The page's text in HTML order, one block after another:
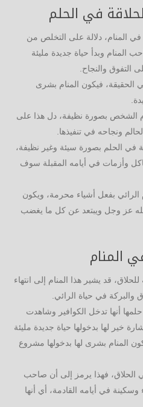
في الحلم
المنام، دلالة على التخلص من
المنام وبدأ حياة جديدة مليئة
التفوق والنجاح.
فيكون المنام بشرى
الشخص بصورة نظيفة، دل هذا على
ونجاحه في تنفيذها.
في الحلم بصورة سيئة وغير نظيفة،
وأزمات في أيامه المقبلة سوف
الرائي بفعل أشياء محرمة، ويكون
عز وجل ويبتعد عن كل ما يغضب
المنام
قد يشير هذا المنام إلى انتهاء
والبركة في حياة الرائي.
أنها تدخل الكوافير وشاهدت
خير لها بدخولها حياة جديدة مليئة
المنام بشرى لها بدخولها مشروع
فهذا يرمز إلى أن صاحب
في أيامه القادمة، أي أنها